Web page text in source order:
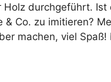
durchgeführt. Ist
& Co. zu imitieren?
machen, viel